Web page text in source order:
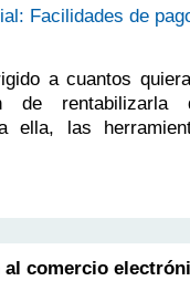
Facilidades de
a cuantos
de rentabilizarla
ella, las
al comercio